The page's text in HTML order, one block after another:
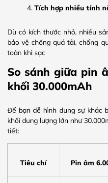
Tích hợp nhiều tính
Dù có kích thước nhỏ, nhiều
bảo vệ chống quá tải, chống
toàn khi sạc
So sánh giữa pin
khối 30.000mAh
Để bạn dễ hình dung sự khác
khối dung lượng lớn như
tiết:
Tiêu chí Pin âm